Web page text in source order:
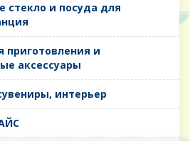
стекло и посуда для
приготовления и
аксессуары
интерьер